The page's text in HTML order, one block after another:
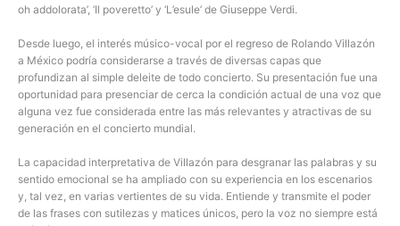
oh addolorata’, ‘Il poveretto’ y ‘L’esule’ de Giuseppe Verdi.
Desde luego, el interés músico-vocal por el regreso de Rolando Villazón
a México podría considerarse a través de diversas capas que
profundizan al simple deleite de todo concierto. Su presentación fue una
oportunidad para presenciar de cerca la condición actual de una voz que
alguna vez fue considerada entre las más relevantes y atractivas de su
generación en el concierto mundial.
La capacidad interpretativa de Villazón para desgranar las palabras y su
sentido emocional se ha ampliado con su experiencia en los escenarios
y, tal vez, en varias vertientes de su vida. Entiende y transmite el poder
de las frases con sutilezas y matices únicos, pero la voz no siempre está